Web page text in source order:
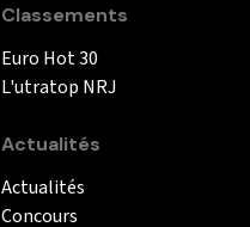
Classements
Euro Hot 30
L'utratop NRJ
Actualités
Actualités
Concours